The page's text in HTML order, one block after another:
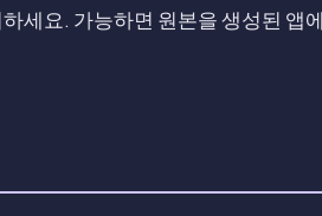
세요. 가능하면 원본을 생성된 앱